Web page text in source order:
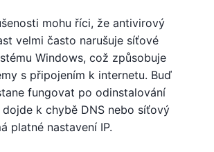
mohu říci, že antivirový
velmi často narušuje síťové
Windows, což způsobuje
s připojením k internetu. Buď
fungovat po odinstalování
k chybě DNS nebo síťový
platné nastavení IP.